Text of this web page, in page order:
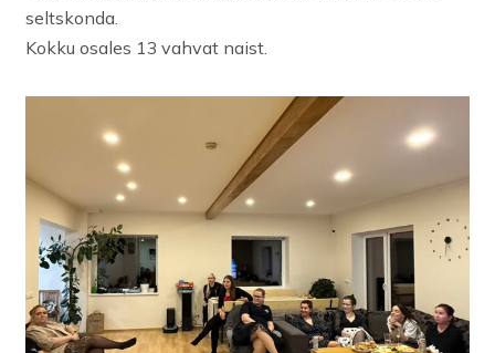
seltskonda.
Kokku osales 13 vahvat naist.